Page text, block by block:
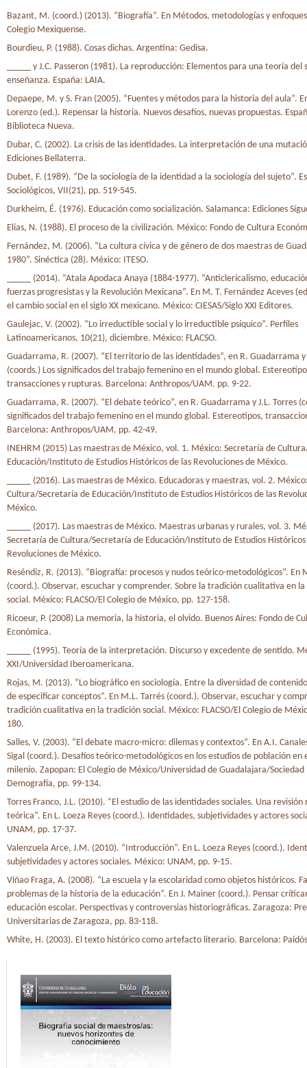
Bazant, M. (coord.) (2013). “Biografía”. En Métodos, metodologías y
Colegio Mexiquense.
Bourdieu, P. (1988). Cosas dichas. Argentina: Gedisa.
_____ y J.C. Passeron (1981). La reproducción: Elementos para una teoría del
enseñanza. España: LAIA.
Depaepe, M. y S. Fran (2005). “Fuentes y métodos para la historia del aula”.
Lorenzo (ed.). Repensar la historia. Nuevos desafíos, nuevas propuestas.
Biblioteca Nueva.
Dubar, C. (2002). La crisis de las identidades. La interpretación de una
Ediciones Bellaterra.
Dubet, F. (1989). “De la sociología de la identidad a la sociología del sujeto”.
Sociológicos, VII(21), pp. 519-545.
Durkheim, É. (1976). Educación como socialización. Salamanca: Ediciones
Elías, N. (1988). El proceso de la civilización. México: Fondo de Cultura
Fernández, M. (2006). “La cultura cívica y de género de dos maestras de
1980”. Sinéctica (28). México: ITESO.
_____ (2014). “Atala Apodaca Anaya (1884-1977). “Anticlericalismo,
fuerzas progresistas y la Revolución Mexicana”. En M. T. Fernández Aceves
el cambio social en el siglo XX mexicano. México: CIESAS/Siglo XXI Editores.
Gaulejac, V. (2002). “Lo irreductible social y lo irreductible psíquico”. Perfiles
Latinoamericanos, 10(21), diciembre. México: FLACSO.
Guadarrama, R. (2007). “El territorio de las identidades”, en R. Guadarrama y
(coords.) Los significados del trabajo femenino en el mundo global.
transacciones y rupturas. Barcelona: Anthropos/UAM. pp. 9-22.
Guadarrama, R. (2007). “El debate teórico”, en R. Guadarrama y J.L. Torres
significados del trabajo femenino en el mundo global. Estereotipos,
Barcelona: Anthropos/UAM, pp. 42-49.
INEHRM (2015) Las maestras de México, vol. 1. México: Secretaría de
Educación/Instituto de Estudios Históricos de las Revoluciones de México.
_____ (2016). Las maestras de México. Educadoras y maestras, vol. 2.
Cultura/Secretaría de Educación/Instituto de Estudios Históricos de las
México.
_____ (2017). Las maestras de México. Maestras urbanas y rurales, vol. 3.
Secretaría de Cultura/Secretaría de Educación/Instituto de Estudios Históricos
Revoluciones de México.
Reséndiz, R. (2013). “Biografía: procesos y nudos teórico-metodológicos”. En
(coord.). Observar, escuchar y comprender. Sobre la tradición cualitativa en
social. México: FLACSO/El Colegio de México, pp. 127-158.
Ricoeur, P. (2008) La memoria, la historia, el olvido. Buenos Aires: Fondo de
Económica.
_____ (1995). Teoría de la interpretación. Discurso y excedente de sentido.
XXI/Universidad Iberoamericana.
Rojas, M. (2013). “Lo biográfico en sociología. Entre la diversidad de
de especificar conceptos”. En M.L. Tarrés (coord.). Observar, escuchar y
tradición cualitativa en la tradición social. México: FLACSO/El Colegio de
180.
Salles, V. (2003). “El debate macro-micro: dilemas y contextos”. En A.I.
Sigal (coord.). Desafíos teórico-metodológicos en los estudios de población en
milenio. Zapopan: El Colegio de México/Universidad de Guadalajara/
Demografía, pp. 99-134.
Torres Franco, J.L. (2010). “El estudio de las identidades sociales. Una
teórica”. En L. Loeza Reyes (coord.). Identidades, subjetividades y actores
UNAM, pp. 17-37.
Valenzuela Arce, J.M. (2010). “Introducción”. En L. Loeza Reyes (coord.).
subjetividades y actores sociales. México: UNAM, pp. 9-15.
Viñao Fraga, A. (2008). “La escuela y la escolaridad como objetos históricos.
problemas de la historia de la educación”. En J. Mainer (coord.). Pensar
educación escolar. Perspectivas y controversias historiográficas. Zaragoza:
Universitarias de Zaragoza, pp. 83-118.
White, H. (2003). El texto histórico como artefacto literario. Barcelona: